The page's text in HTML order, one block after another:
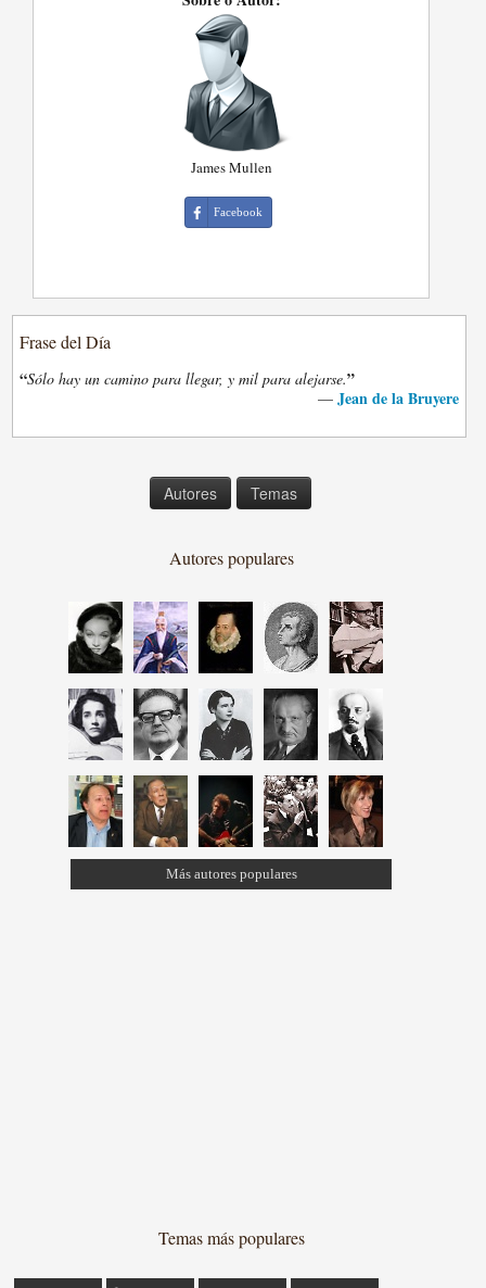
James Mullen
Facebook
Frase del Día
“Sólo hay un camino para llegar, y mil para alejarse.”
— Jean de la Bruyere
Autores Temas
Autores populares
Más autores populares
Temas más populares